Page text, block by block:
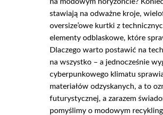
stawiają na odważne kroje,
oversize’owe kurtki z
elementy odblaskowe, które
Dlaczego warto postawić na
na wszystko – a jednocześnie
cyberpunkowego klimatu
materiałów odzyskanych, a to
futurystycznej, a zarazem
pomyślimy o modowym